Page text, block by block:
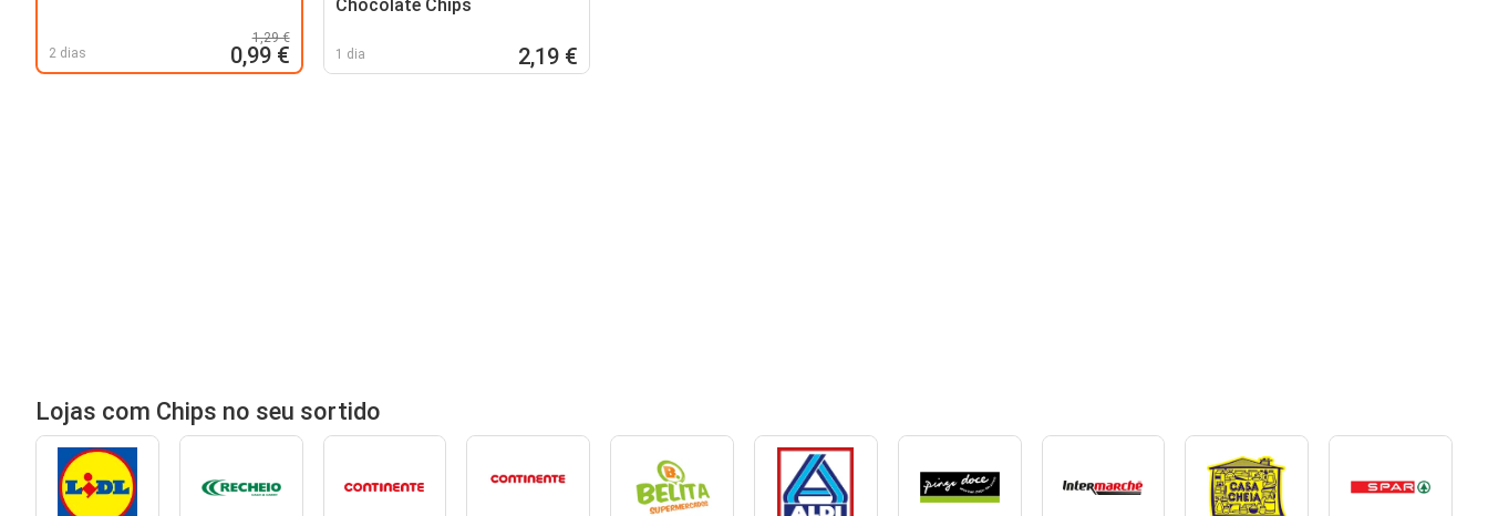
2 dias
1,29 €
0,99 €
Chocolate Chips
1 dia 2,19 €
Lojas com Chips no seu sortido